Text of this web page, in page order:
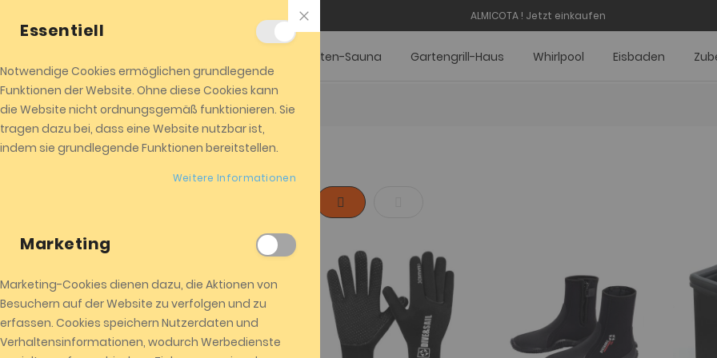
ALMICOTA ! Jetzt einkaufen
Garten-Sauna Gartengrill-Haus Whirlpool Eisbaden
Startseite Eisbaden
Anzeigen
Liste
0,00 € 3
Produkte vergleichen
Bar
Essentiell
Notwendige Cookies ermöglichen grundlegende
Funktionen der Website. Ohne diese Cookies kann
die Website nicht ordnungsgemäß funktionieren. Sie
tragen dazu bei, dass eine Website nutzbar ist,
indem sie grundlegende Funktionen bereitstellen.
Weitere Informationen
Marketing
Marketing-Cookies dienen dazu, die Aktionen von
Besuchern auf der Website zu verfolgen und zu
erfassen. Cookies speichern Nutzerdaten und
Verhaltensinformationen, wodurch Werbedienste